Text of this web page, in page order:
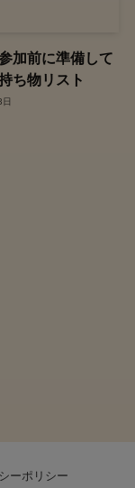
加前に準備して
ち物リスト
ーポリシー